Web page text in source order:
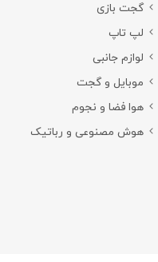
گجت بازی
لپ تاپ
لوازم جانبی
موبایل و گجت
هوا فضا و نجوم
هوش مصنوعی و رباتیک